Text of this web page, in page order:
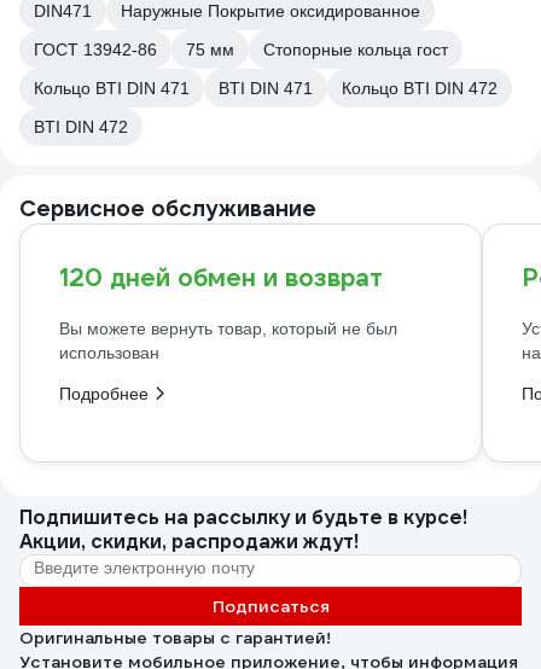
DIN471
Наружные Покрытие оксидированное
ГОСТ 13942-86
75 мм
Стопорные кольца гост
Кольцо BTI DIN 471
BTI DIN 471
Кольцо BTI DIN 472
BTI DIN 472
Сервисное обслуживание
120 дней обмен и возврат
Вы можете вернуть товар, который не был
использован
Подробнее
Подпишитесь на рассылкуи будьте в курсе!
Акции, скидки, распродажи ждут!
Подписаться
Оригинальные товары с гарантией!
Установите мобильное приложение, чтобы информация